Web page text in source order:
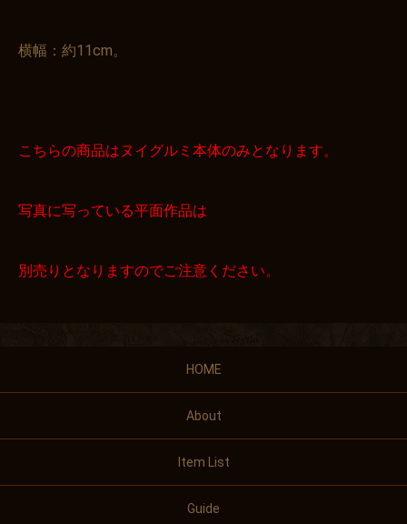
横幅：約11cm。
こちらの商品はヌイグルミ本体のみとなります。
写真に写っている平面作品は
別売りとなりますのでご注意ください。
HOME
About
Item List
Guide